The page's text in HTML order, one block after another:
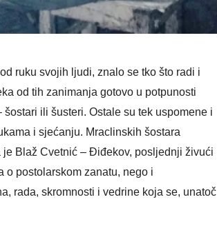
ruku svojih ljudi, znalo se tko što radi i
od tih zanimanja gotovo u potpunosti
ili šusteri. Ostale su tek uspomene i
i sjećanju. Mraclinskih šostara
Blaž Cvetnić – Điđekov, posljednji živući
o postolarskom zanatu, nego i
rada, skromnosti i vedrine koja se, unatoč